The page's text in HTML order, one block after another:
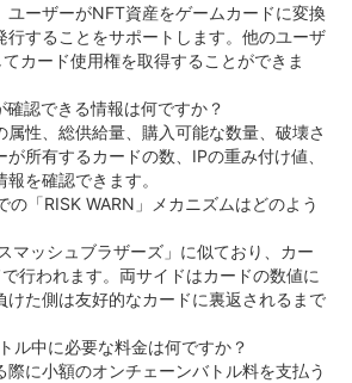
ユーザーがNFT資産をゲームカードに変換
行することをサポートします。他のユーザ
カード使用権を取得することができま
認できる情報は何ですか？
属性、総供給量、購入可能な数量、破壊さ
所有するカードの数、IPの重み付け値、
を確認できます。
の「RISK WARN」メカニズムはどのよう
マッシュブラザーズ」に似ており、カー
行われます。両サイドはカードの数値に
けた側は友好的なカードに裏返されるまで
ル中に必要な料金は何ですか？
際に小額のオンチェーンバトル料を支払う